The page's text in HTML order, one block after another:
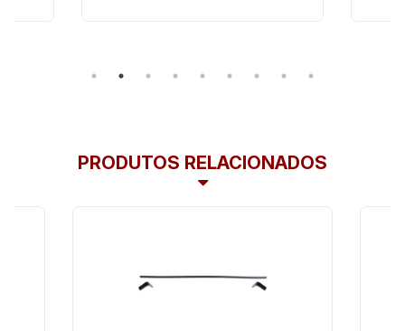
PRODUTOS RELACIONADOS